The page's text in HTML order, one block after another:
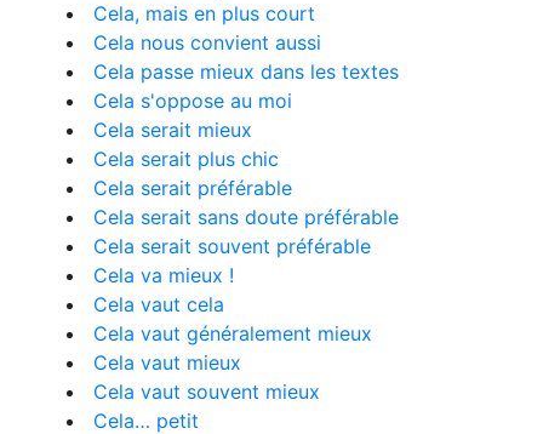
Cela, mais en plus court
Cela nous convient aussi
Cela passe mieux dans les textes
Cela s'oppose au moi
Cela serait mieux
Cela serait plus chic
Cela serait préférable
Cela serait sans doute préférable
Cela serait souvent préférable
Cela va mieux !
Cela vaut cela
Cela vaut généralement mieux
Cela vaut mieux
Cela vaut souvent mieux
Cela… petit